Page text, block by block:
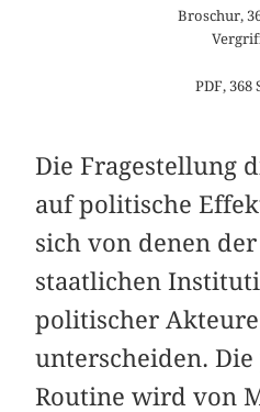
Broschur,
PDF, 368
Die Fragestellung
auf politische
sich von denen
staatlichen
politischer
unterscheiden.
Routine wird von